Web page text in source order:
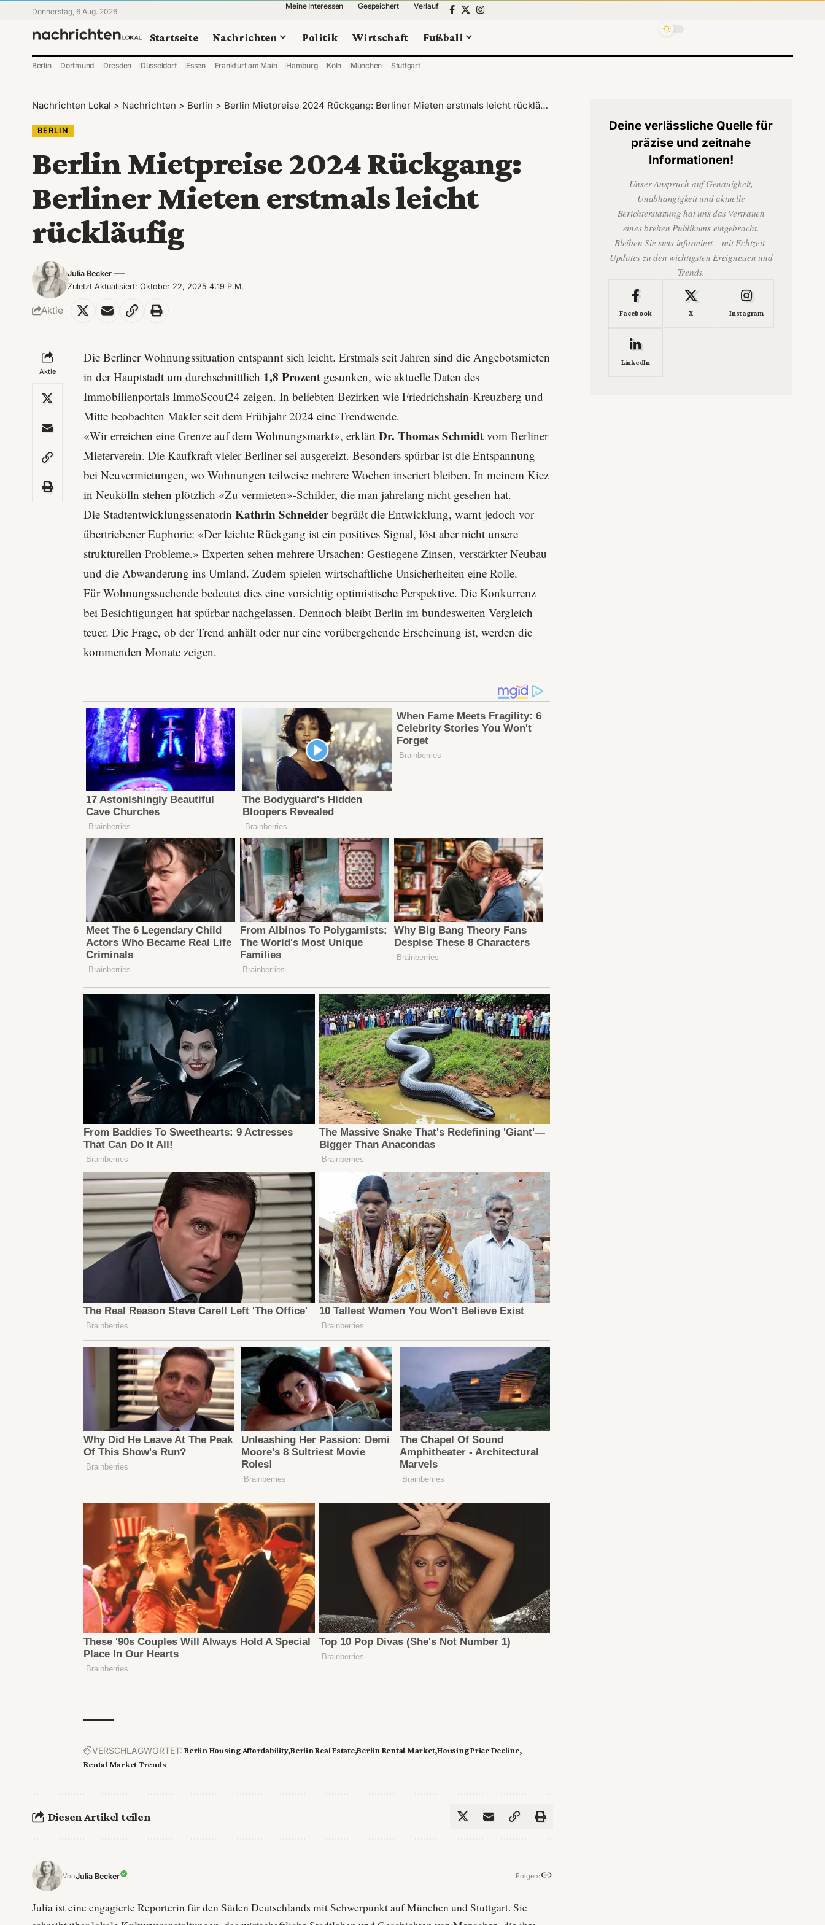
Donnerstag, 6 Aug. 2026
Meine Interessen Gespeichert Verlauf
Startseite Nachrichten Politik Wirtschaft Fußball
Berlin Dortmund Dresden Düsseldorf Essen Frankfurt am Main Hamburg Köln München Stuttgart
Nachrichten Lokal > Nachrichten > Berlin > Berlin Mietpreise 2024 Rückgang: Berliner Mieten erstmals leicht rückläufig
BERLIN
Berlin Mietpreise 2024 Rückgang:
Berliner Mieten erstmals leicht
rückläufig
Zuletzt Aktualisiert: Oktober 22, 2025 4:19 P.m.
Julia Becker
Aktie
Aktie
Die Berliner Wohnungssituation entspannt sich leicht. Erstmals seit Jahren sind die Angebotsmieten
in der Hauptstadt um durchschnittlich 1,8 Prozent gesunken, wie aktuelle Daten des
ImmobilienportalsImmoScout24 zeigen. In beliebten Bezirken wie Friedrichshain-Kreuzberg und
Mitte beobachten Makler seit dem Frühjahr 2024 eine Trendwende.
«Wir erreichen eine Grenze auf dem Wohnungsmarkt», erklärtDr. Thomas Schmidt vomBerliner
Mieterverein. Die Kaufkraft vieler Berliner sei ausgereizt. Besonders spürbar ist die Entspannung
bei Neuvermietungen, wo Wohnungen teilweise mehrere Wochen inseriert bleiben. In meinem Kiez
in Neukölln stehen plötzlich «Zu vermieten»-Schilder, die man jahrelang nicht gesehen hat.
Die StadtentwicklungssenatorinKathrin Schneiderbegrüßt die Entwicklung, warnt jedoch vor
übertriebener Euphorie: «Der leichte Rückgang ist ein positives Signal, löst aber nicht unsere
strukturellen Probleme.» Experten sehen mehrere Ursachen: Gestiegene Zinsen, verstärkter Neubau
und die Abwanderung ins Umland. Zudem spielen wirtschaftliche Unsicherheiten eine Rolle.
Für Wohnungssuchende bedeutet dies eine vorsichtig optimistische Perspektive. Die Konkurrenz
bei Besichtigungen hat spürbar nachgelassen. Dennoch bleibt Berlin im bundesweiten Vergleich
teuer. Die Frage, ob der Trend anhält oder nur eine vorübergehende Erscheinung ist, werden die
kommenden Monate zeigen.
VERSCHLAGWORTET: Berlin Housing Affordability Berlin Real Estate Berlin Rental Market Housing Price Decline
Rental Market Trends
Diesen Artikel teilen
VonJulia Becker Folgen:
Julia ist eine engagierte Reporterin für den Süden Deutschlands mit Schwerpunkt auf München und Stuttgart. Sie
Deine verlässliche Quelle für
präzise und zeitnahe
Informationen!
Unser Anspruch auf Genauigkeit,
Unabhängigkeit und aktuelle
Berichterstattung hat uns das Vertrauen
eines breiten Publikums eingebracht.
Bleiben Sie stets informiert – mit Echtzeit-
Updates zu den wichtigsten Ereignissen und
Trends.
Facebook X Instagram
LinkedIn